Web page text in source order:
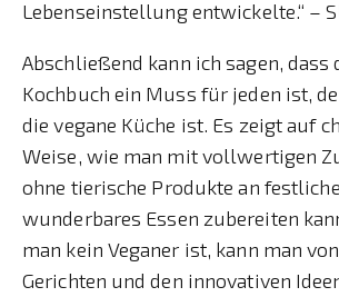
Lebenseinstellung entwickelte.“ –
Abschließend kann ich sagen, dass
Kochbuch ein Muss für jeden ist,
die vegane Küche ist. Es zeigt auf
Weise, wie man mit vollwertigen
ohne tierische Produkte an
wunderbares Essen zubereiten
man kein Veganer ist, kann man
Gerichten und den innovativen